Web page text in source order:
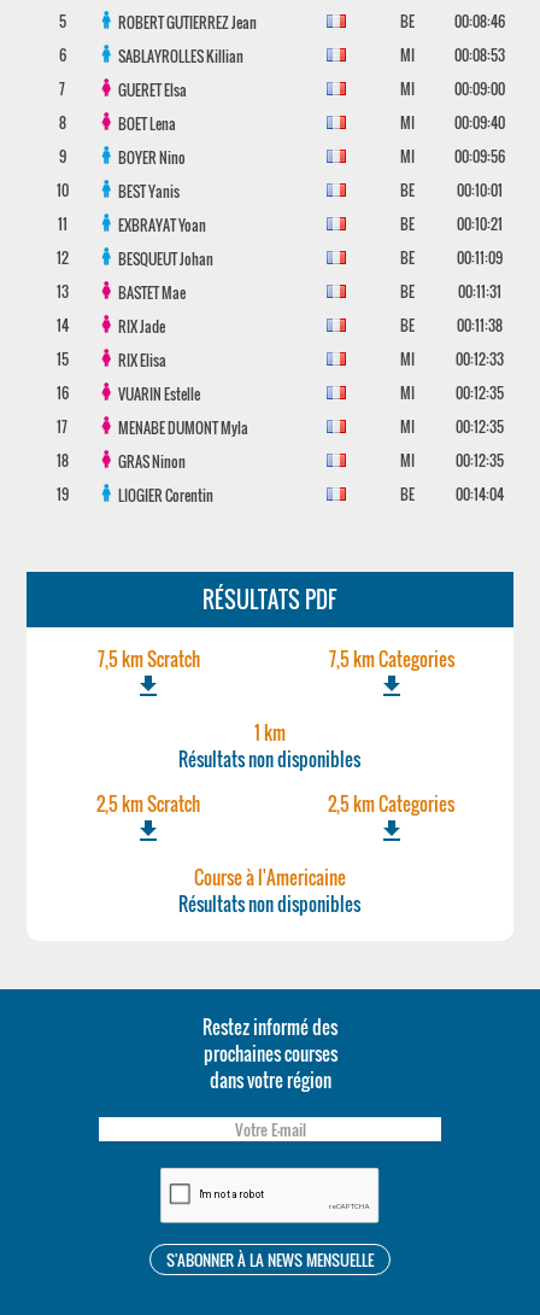
5
ROBERT GUTIERREZJean BE
00:08:46
6
SABLAYROLLESKillian MI
00:08:53
7
GUERETElsa MI
00:09:00
8
BOETLena MI
00:09:40
9
BOYERNino MI
00:09:56
10
BESTYanis BE
00:10:01
11
EXBRAYATYoan BE
00:10:21
12
BESQUEUTJohan BE
00:11:09
13
BASTETMae BE
00:11:31
14
RIXJade BE
00:11:38
15
RIXElisa MI
00:12:33
16
VUARINEstelle MI
00:12:35
17
MENABE DUMONTMyla MI
00:12:35
18
GRASNinon MI
00:12:35
19
LIOGIERCorentin BE 00:14:04
RÉSULTATS PDF
7,5 km Scratch
file_download
7,5 km Categories
file_download
1 km
Résultats non disponibles
2,5 km Scratch
file_download
2,5 km Categories
file_download
Course à l'Americaine
Résultats non disponibles
Restez informé des
prochaines courses
dans votre région